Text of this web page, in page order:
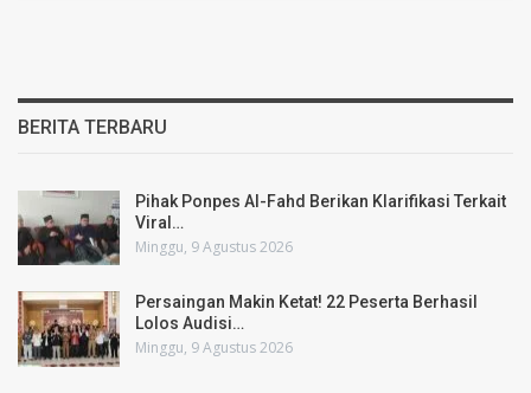
BERITA TERBARU
Pihak Ponpes Al-Fahd Berikan Klarifikasi Terkait
Viral…
Minggu, 9 Agustus 2026
Persaingan Makin Ketat! 22 Peserta Berhasil
Lolos Audisi…
Minggu, 9 Agustus 2026